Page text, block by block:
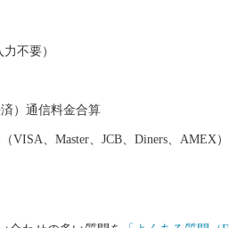
ます。
不要）
）通信料金合算
VISA、Master、JCB、Diners、AMEX）